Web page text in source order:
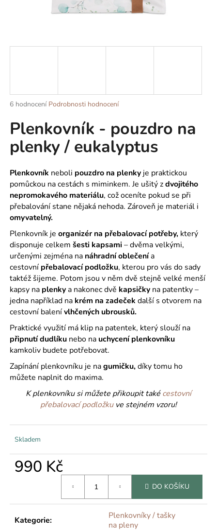
Průměrné
produktu
je
hvězdiček.
6 hodnocení Podrobnosti hodnocení
Plenkovník - pouzdro na
plenky / eukalyptus
Plenkovník neboli pouzdro na plenky je praktickou
pomůckou na cestách s miminkem. Je ušitý zdvojitého
nepromokavého materiálu, což oceníte pokud se při
přebalování stane nějaká nehoda. Zároveň je materiál i
omyvatelný.
Plenkovník je organizér na přebalovací potřeby, který
disponuje celkem šesti kapsami– dvěma velkými,
určenými zejména na náhradní oblečenía
cestovní přebalovací podložku, kterou pro vás do sady
taktéž šijeme. Potom jsou v něm dvě stejně velké menší
kapsy na plenkya nakonec dvě kapsičky na patentky –
jedna například na krém na zadeček další s otvorem na
cestovní balenívlhčených ubrousků.
Praktické využití má klip na patentek, který slouží na
připnutí dudlíku nebo na uchycení plenkovníku
kamkoliv budete potřebovat.
Zapínání plenkovníku je nagumičku,díky tomu ho
můžete naplnit do maxima.
K plenkovníku si můžete přikoupit takécestovní
přebalovací podložkuve stejném vzoru!
Skladem
990 Kč
DO KOŠÍKU
Kategorie:
Plenkovníky / tašky
na pleny
t
D
p
o
r
u
č
u
j
e
m
e